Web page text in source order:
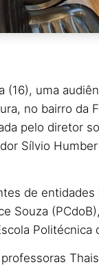
(16), uma
no bairro da
pelo diretor
Sílvio
de
Souza
Politécnica